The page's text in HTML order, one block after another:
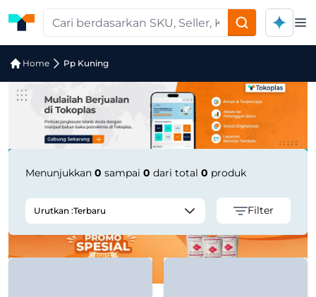
Home Pp Kuning
Jual Pp Kuning | Supplier Terpercaya
Menunjukkan 0 sampai 0 dari total 0 produk
Urutkan :Terbaru Filter